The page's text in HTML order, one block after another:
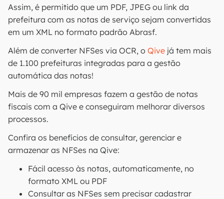
Assim, é permitido que um PDF, JPEG ou link da
prefeitura com as notas de serviço sejam convertidas
em um XML no formato padrão Abrasf.
Além de converter NFSes via OCR, o Qive já tem mais
de 1.100 prefeituras integradas para a gestão
automática das notas!
Mais de 90 mil empresas fazem a gestão de notas
fiscais com a Qive e conseguiram melhorar diversos
processos.
Confira os benefícios de consultar, gerenciar e
armazenar as NFSes na Qive:
Fácil acesso às notas, automaticamente, no
formato XML ou PDF
Consultar as NFSes sem precisar cadastrar